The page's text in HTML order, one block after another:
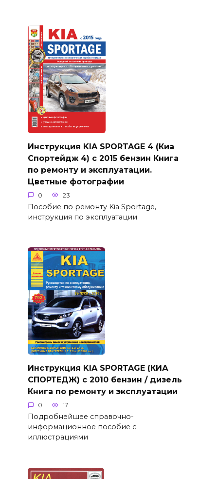
Инструкция KIA SPORTAGE 4 (Киа
Спортейдж 4) с 2015 бензин Книга
по ремонту и эксплуатации.
Цветные фотографии
0 23
Пособие по ремонту Kia Sportage,
инструкция по эксплуатации
Инструкция KIA SPORTAGE (КИА
СПОРТЕДЖ) с 2010 бензин / дизель
Книга по ремонту и эксплуатации
0 17
Подробнейшее справочно-
информационное пособие с
иллюстрациями